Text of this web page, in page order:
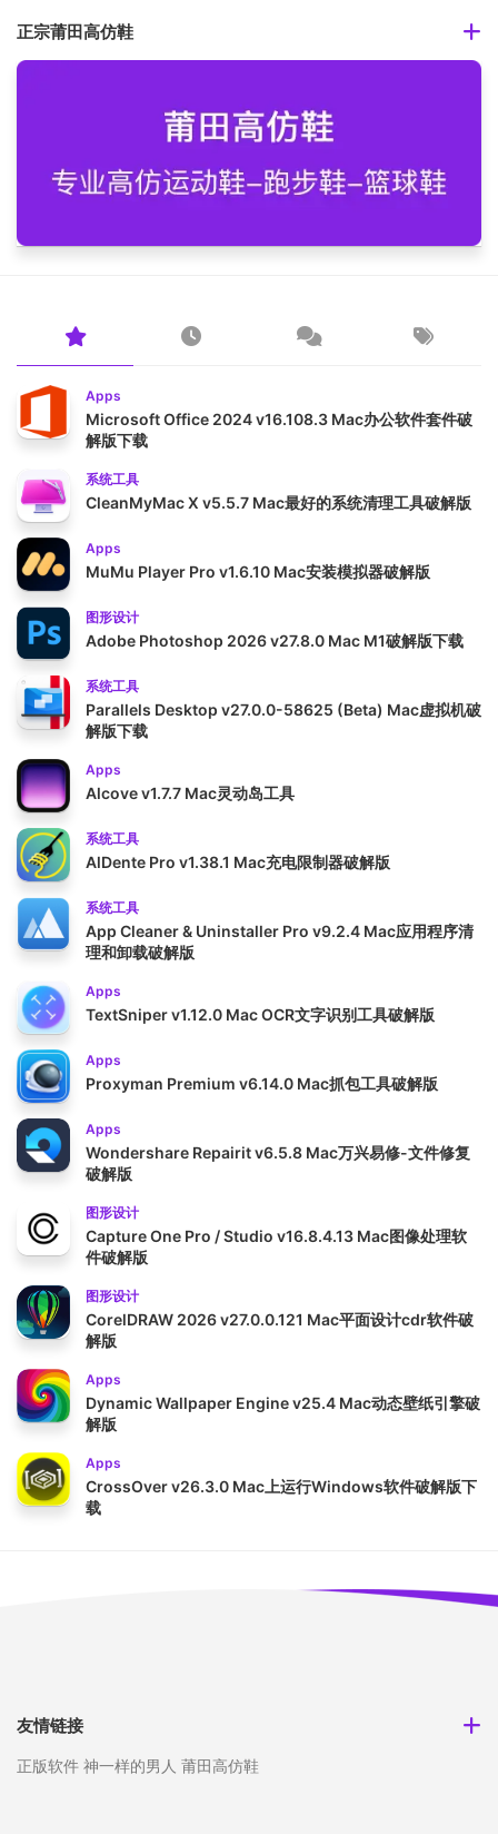
正宗莆田高仿鞋
Apps
Microsoft Office 2024 v16.108.3 Mac办公软件套件破
解版下载
系统工具
CleanMyMac X v5.5.7 Mac最好的系统清理工具破解版
Apps
MuMu Player Pro v1.6.10 Mac安装模拟器破解版
图形设计
Adobe Photoshop 2026 v27.8.0 Mac M1破解版下载
系统工具
Parallels Desktop v27.0.0-58625 (Beta) Mac虚拟机破
解版下载
Apps
Alcove v1.7.7 Mac灵动岛工具
系统工具
AlDente Pro v1.38.1 Mac充电限制器破解版
系统工具
App Cleaner & Uninstaller Pro v9.2.4 Mac应用程序清
理和卸载破解版
Apps
TextSniper v1.12.0 Mac OCR文字识别工具破解版
Apps
Proxyman Premium v6.14.0 Mac抓包工具破解版
Apps
Wondershare Repairit v6.5.8 Mac万兴易修-文件修复
破解版
图形设计
Capture One Pro / Studio v16.8.4.13 Mac图像处理软
件破解版
图形设计
CorelDRAW 2026 v27.0.0.121 Mac平面设计cdr软件破
解版
Apps
Dynamic Wallpaper Engine v25.4 Mac动态壁纸引擎破
解版
Apps
CrossOver v26.3.0 Mac上运行Windows软件破解版下
载
友情链接
正版软件 神一样的男人 莆田高仿鞋